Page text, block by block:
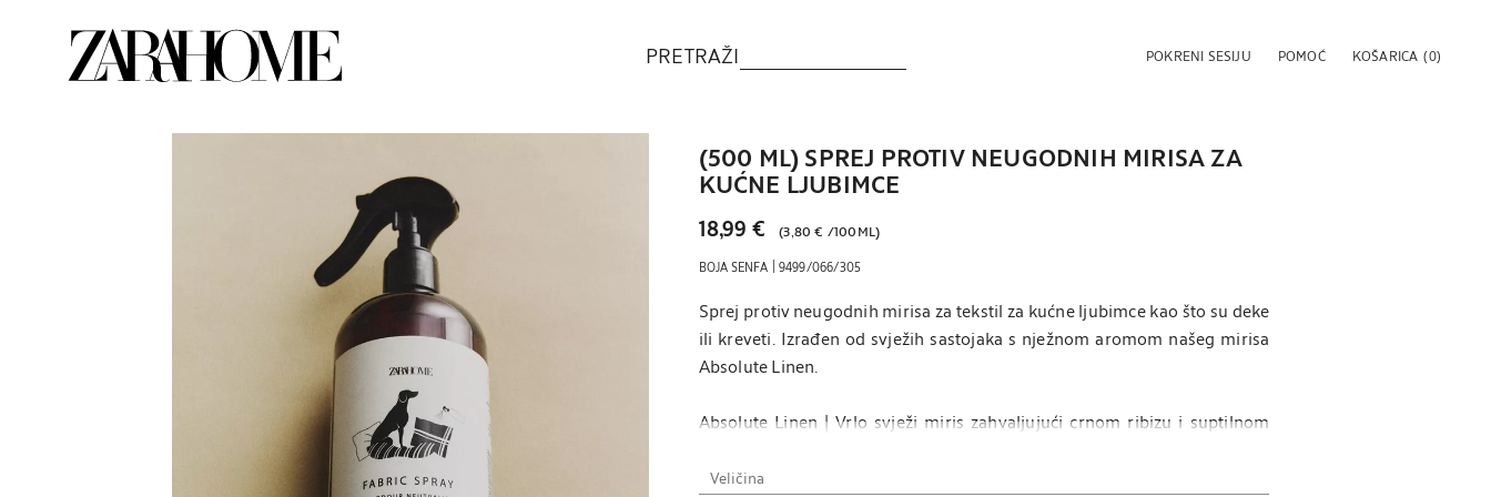
PRETRAŽI POKRENI SESIJU POMOĆ KOŠARICA (0)
(500 ML) SPREJ PROTIV NEUGODNIH MIRISA ZA
KUĆNE LJUBIMCE
18,99 € (3,80 € /100ML)
BOJA SENFA | 9499/066/305
Sprej protiv neugodnih mirisa za tekstil za kućne ljubimce kao što su deke
ili kreveti. Izrađen od svježih sastojaka s nježnom aromom našeg mirisa
Absolute Linen.
Absolute Linen | Vrlo svježi miris zahvaljujući crnom ribizu i suptilnom
Veličina